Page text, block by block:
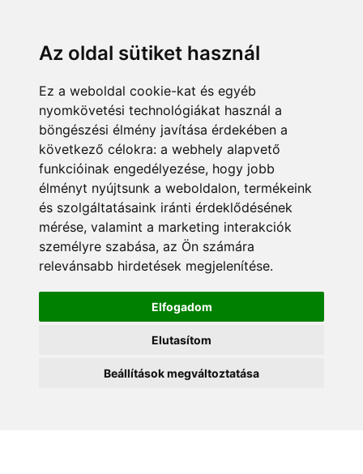
Az oldal sütiket használ
Ez a weboldal cookie-kat és egyéb
nyomkövetési technológiákat használ a
böngészési élmény javítása érdekében a
következő célokra: a webhely alapvető
funkcióinak engedélyezése, hogy jobb
élményt nyújtsunk a weboldalon, termékeink
és szolgáltatásaink iránti érdeklődésének
mérése, valamint a marketing interakciók
személyre szabása, az Ön számára
relevánsabb hirdetések megjelenítése.
Elfogadom
Elutasítom
Beállítások megváltoztatása
+36 70 380 8334 info@pannonsafe.hu